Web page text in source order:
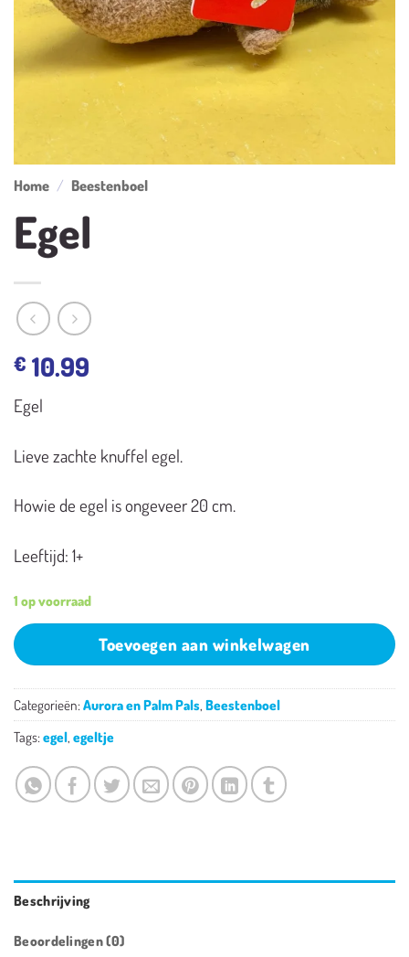
Home / Beestenboel
Egel
€ 10.99
Egel
Lieve zachte knuffel egel.
Howie de egel is ongeveer 20 cm.
Leeftijd: 1+
1 op voorraad
Toevoegen aan winkelwagen
Categorieën: Aurora en Palm Pals, Beestenboel
Tags: egel, egeltje
Beschrijving
Beoordelingen (0)